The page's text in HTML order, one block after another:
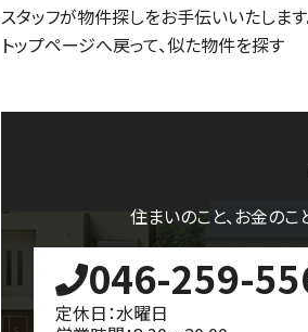
スタッフが物件探しをお手伝いいたします
トップページへ戻って、似た物件を探す
住まいのこと、お金の
046-259-
定休日：水曜日